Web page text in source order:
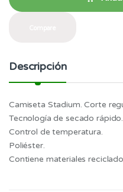
i
Descripción
Camiseta Stadium. Corte
Tecnología de secado rápido.
Control de temperatura.
Poliéster.
Contiene materiales